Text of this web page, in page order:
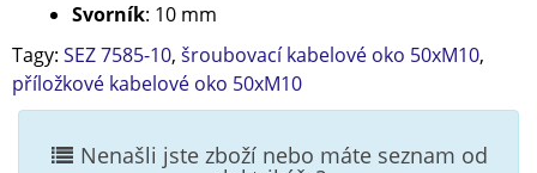
Svorník: 10 mm
Tagy: SEZ 7585-10, šroubovací kabelové oko 50xM10,
příložkové kabelové oko 50xM10
Nenašli jste zboží nebo máte seznam od